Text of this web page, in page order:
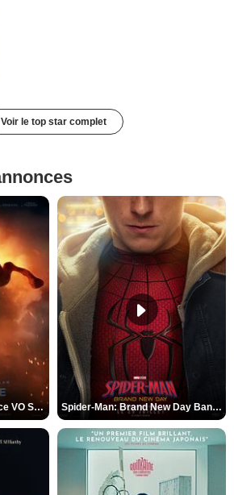
Voir le top star complet
L'Odyssée Bande-annonce VO STFR Spider-Man: Brand New Day Bande-annonce VO STFR